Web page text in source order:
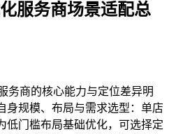
服务商场景适配总
务商的核心能力与定位差异明
身规模、布局与需求选型：单店
低门槛布局基础优化，可选择定